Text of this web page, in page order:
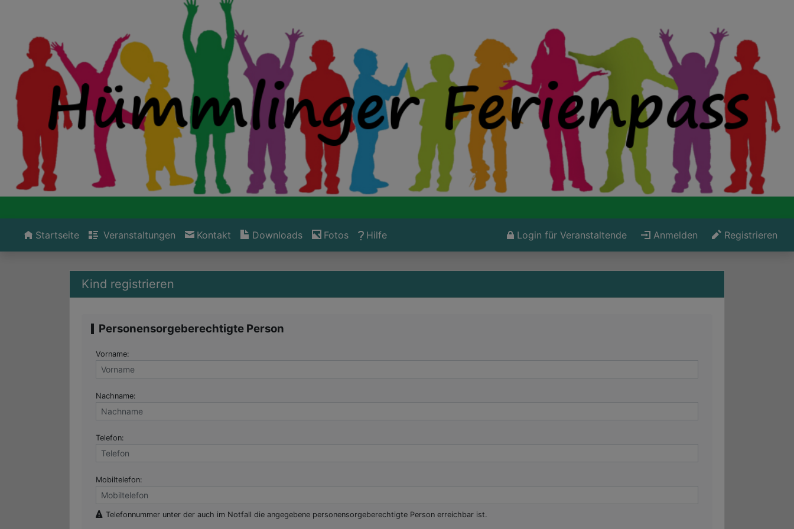
Startseite Veranstaltungen Kontakt Downloads Fotos Hilfe Login für Veranstaltende Anmelden Registrieren
Hümmlinger Ferienpass - Kind registrieren
Kind registrieren
Personensorgeberechtigte Person
Vorname:
Nachname:
Telefon:
Mobiltelefon:
Telefonnummer unter der auch im Notfall die angegebene personensorgeberechtigte Person erreichbar ist.